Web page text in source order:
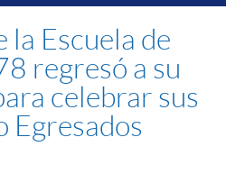
la Escuela de
regresó a su
celebrar sus
Egresados